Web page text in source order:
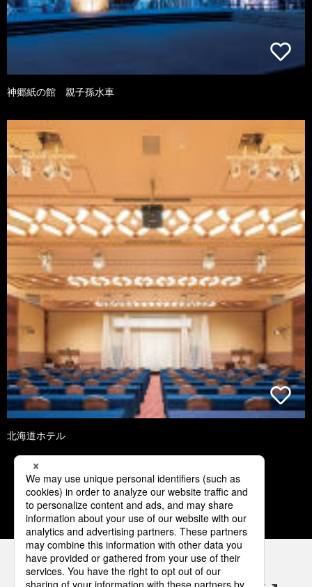
神郷紙の館 親子孫水車
北海道ホテル
3 4 5 6 7
パナソニックの電気設備 SNSアカウント